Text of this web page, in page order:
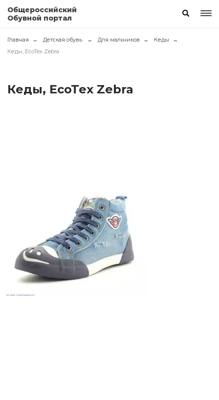
Общероссийский
Обувной портал
Главная Детская обувь Для мальчиков
Кеды
Кеды, EcoTex Zebra
Кеды, EcoTex Zebra